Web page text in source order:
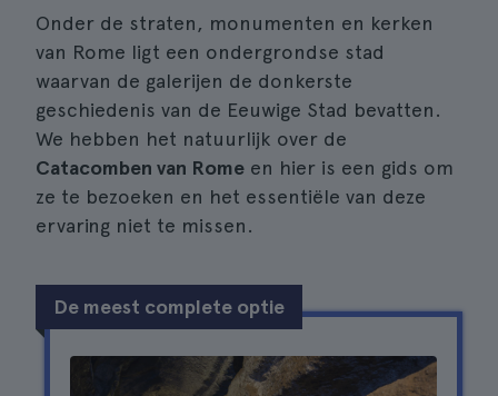
Onder de straten, monumenten en kerken
van Rome ligt een ondergrondse stad
waarvan de galerijen de donkerste
geschiedenis van de Eeuwige Stad bevatten.
We hebben het natuurlijk over de
Catacomben van Rome en hier is een gids om
ze te bezoeken en het essentiële van deze
ervaring niet te missen.
De meest complete optie